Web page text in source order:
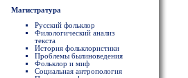
Магистратура
Русский фольклор
Филологический анализ
текста
История фольклористики
Проблемы былиноведения
Фольклор и миф
Социальная антропология